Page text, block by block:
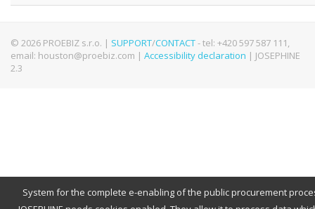
© 2026 PROEBIZ s.r.o. | SUPPORT/CONTACT- tel: +420 597 587 111,
email: houston@proebiz.com | Accessibility declaration | JOSEPHINE
2.3
System for the complete e-enabling of the public procurement